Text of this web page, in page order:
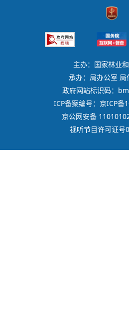
主办：国家林业
承办：局办公室 局
政府网站标识码：
ICP备案编号：京ICP备
京公网安备
视听节目许可证号